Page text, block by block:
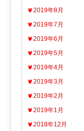
2019年8月
2019年7月
2019年6月
2019年5月
2019年4月
2019年3月
2019年2月
2019年1月
2018年12月